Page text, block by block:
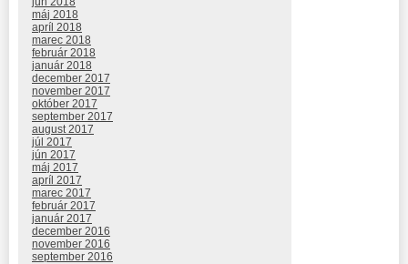
máj 2018
apríl 2018
marec 2018
február 2018
január 2018
december 2017
november 2017
október 2017
september 2017
august 2017
júl 2017
jún 2017
máj 2017
apríl 2017
marec 2017
február 2017
január 2017
december 2016
november 2016
september 2016